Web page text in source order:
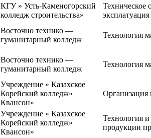
КГУ » Усть-Каменогорский
колледж строительства»
Техническое
Восточно технико —
гуманитарный колледж
Технология
Восточно технико —
гуманитарный колледж
Технология
Учреждение » Казахское
Корейский колледж»
Квансон»
Организация
Учреждение » Казахское
Корейский колледж»
Квансон»
Технология и
продукции